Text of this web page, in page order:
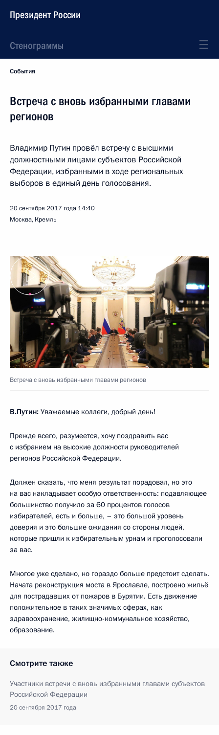
Президент России
Стенограммы
События
Встреча с вновь избранными главами
регионов
Владимир Путин провёл встречу с высшими
должностными лицами субъектов Российской
Федерации, избранными в ходе региональных
выборов в единый день голосования.
20 сентября 2017 года 14:40
Москва, Кремль
Встреча с вновь избранными главами регионов
В.Путин: Уважаемые коллеги, добрый день!
Прежде всего, разумеется, хочу поздравить вас
с избранием на высокие должности руководителей
регионов Российской Федерации.
Должен сказать, что меня результат порадовал, но это
на вас накладывает особую ответственность: подавляющее
большинство получило за 60 процентов голосов
избирателей, есть и больше, – это большой уровень
доверия и это большие ожидания со стороны людей,
которые пришли к избирательным урнам и проголосовали
за вас.
Многое уже сделано, но гораздо больше предстоит сделать.
Начата реконструкция моста в Ярославле, построено жильё
для пострадавших от пожаров в Бурятии. Есть движение
положительное в таких значимых сферах, как
здравоохранение, жилищно-коммунальное хозяйство,
образование.
Смотрите также
Участники встречи с вновь избранными главами субъектов
Российской Федерации
20 сентября 2017 года